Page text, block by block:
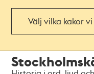
Välj vilka kakor
navigationen
huvudinnehållet